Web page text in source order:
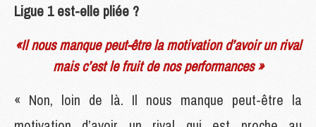
Ligue 1 est-elle pliée ?
«Il nous manque peut-être la motivation d’avoir un rival
mais c’est le fruit de nos performances »
« Non, loin de là. Il nous manque peut-être la